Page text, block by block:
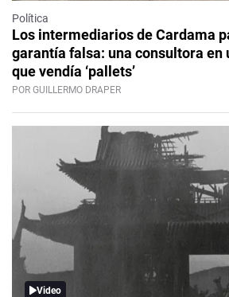
Política
Los intermediarios de Cardama
garantía falsa: una consultora en
que vendía ‘pallets’
POR GUILLERMO DRAPER
Video